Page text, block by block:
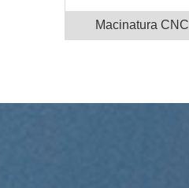
Macinatura CNC